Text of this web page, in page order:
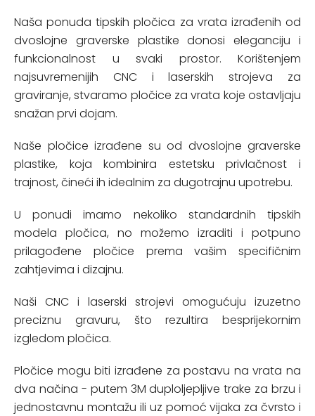
Naša ponuda tipskih pločica za vrata izrađenih od
dvoslojne graverske plastike donosi eleganciju i
funkcionalnost u svaki prostor. Korištenjem
najsuvremenijih CNC i laserskih strojeva za
graviranje, stvaramo pločice za vrata koje ostavljaju
snažan prvi dojam.
Naše pločice izrađene su od dvoslojne graverske
plastike, koja kombinira estetsku privlačnost i
trajnost, čineći ih idealnim za dugotrajnu upotrebu.
U ponudi imamo nekoliko standardnih tipskih
modela pločica, no možemo izraditi i potpuno
prilagođene pločice prema vašim specifičnim
zahtjevima i dizajnu.
Naši CNC i laserski strojevi omogućuju izuzetno
preciznu gravuru, što rezultira besprijekornim
izgledom pločica.
Pločice mogu biti izrađene za postavu na vrata na
dva načina - putem 3M duploljepljive trake za brzu i
jednostavnu montažu ili uz pomoć vijaka za čvrsto i